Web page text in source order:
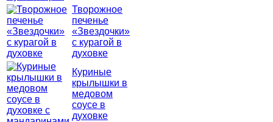
Творожное
печенье
«Звездочки»
с курагой в
духовке
Куриные
крылышки в
медовом
соусе в
духовке